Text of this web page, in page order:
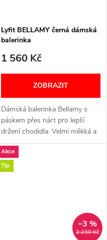
Lyfit BELLAMY černá dámská
balerinka
1 560 Kč
ZOBRAZIT
Dámská balerinka Bellamy s
páskem přes nárt pro lepší
držení chodidla. Velmi měkká a
flexibilní, s pevnou patní
oporou. Vyjímatelná vyměkčená
stélka a lehká PU podešev (cca
Akce
Tip
2 230 Kč
–3 %